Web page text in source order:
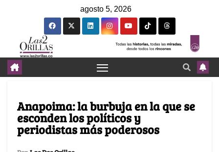
agosto 5, 2026
Anapoima: la burbuja en la que se
esconden los políticos y
periodistas más poderosos